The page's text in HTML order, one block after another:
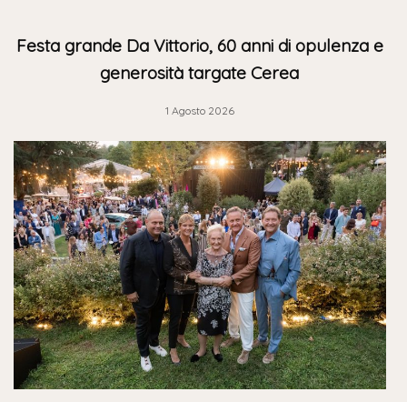
Festa grande Da Vittorio, 60 anni di opulenza e
generosità targate Cerea
1 Agosto 2026